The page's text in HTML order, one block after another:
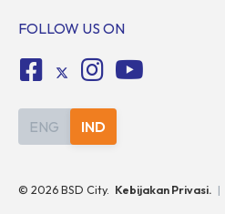
FOLLOW US ON
ENG IND
© 2026BSD City. Kebijakan Privasi. |